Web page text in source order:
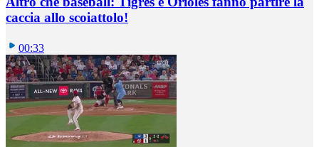
caccia allo scoiattolo!
00:33